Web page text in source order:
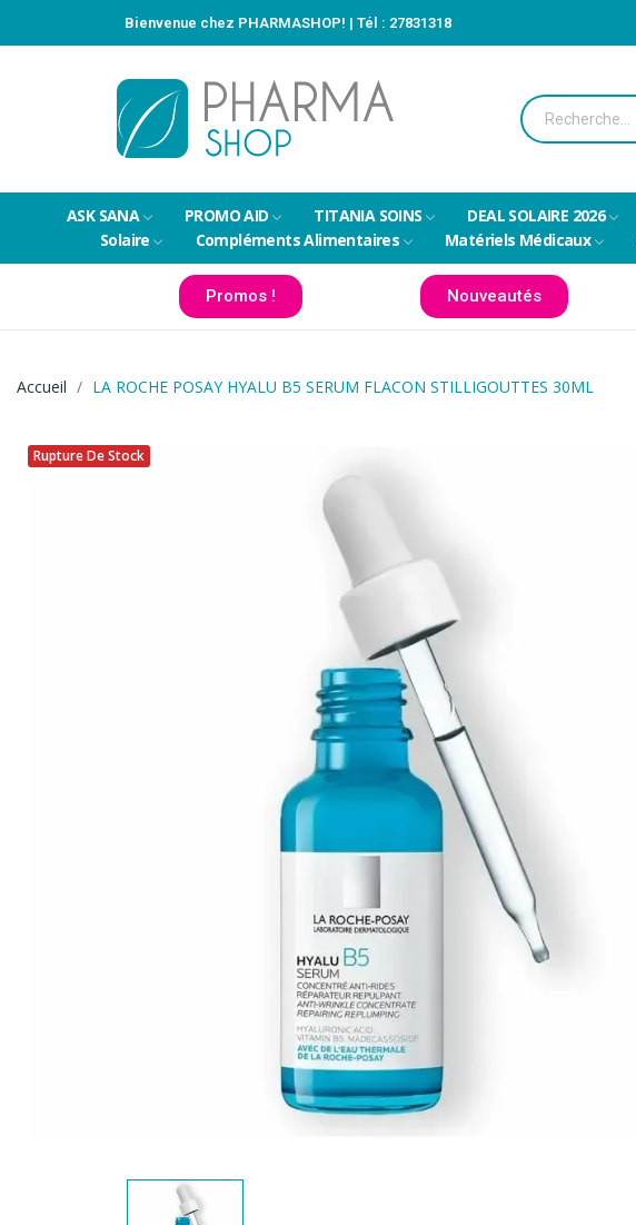
Bienvenue chez PHARMASHOP! | Tél : 27831318
ASK SANA PROMO AID TITANIA SOINS DEAL SOLAIRE 2026
Solaire
Compléments Alimentaires Matériels Médicaux
Promos ! Nouveautés
Accueil LA ROCHE POSAY HYALU B5 SERUM FLACON STILLIGOUTTES 30ML
Rupture De Stock